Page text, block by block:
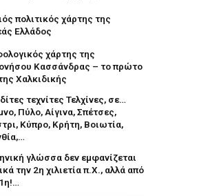
πολιτικός χάρτης της
Ελλάδος
χάρτης της
Κασσάνδρας – το πρώτο
Χαλκιδικής
τεχνίτες Τελχίνες, σε…
Πύλο, Αίγινα, Σπέτσες,
Κύπρο, Κρήτη, Βοιωτία,
γλώσσα δεν εμφανίζεται
την 2η χιλιετία π.Χ., αλλά από